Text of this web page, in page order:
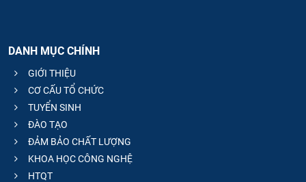
DANH MỤC CHÍNH
GIỚI THIỆU
CƠ CẤU TỔ CHỨC
TUYỂN SINH
ĐÀO TẠO
ĐẢM BẢO CHẤT LƯỢNG
KHOA HỌC CÔNG NGHỆ
HTQT